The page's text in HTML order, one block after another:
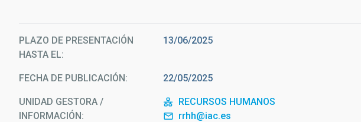
ayuda
a
la
navegación
PLAZO DE PRESENTACIÓN
HASTA EL
13/06/2025
FECHA DE PUBLICACIÓN 22/05/2025
UNIDAD GESTORA /
INFORMACIÓN
RECURSOS HUMANOS
rrhh@iac.es